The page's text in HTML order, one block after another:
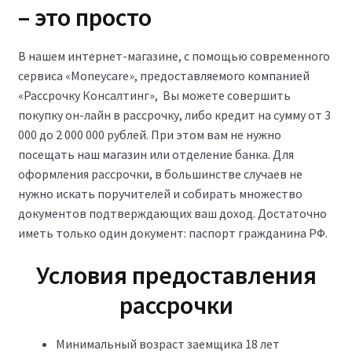
– это просто
В нашем интернет-магазине, с помощью современного
сервиса «Moneycare», предоставляемого компанией
«Рассрочку Консалтинг», Вы можете совершить
покупку он-лайн в рассрочку, либо кредит на сумму от 3
000 до 2 000 000 рублей. При этом вам не нужно
посещать наш магазин или отделение банка. Для
оформления рассрочки, в большинстве случаев не
нужно искать поручителей и собирать множество
документов подтверждающих ваш доход. Достаточно
иметь только один документ: паспорт гражданина РФ.
Условия предоставления
рассрочки
Минимальный возраст заемщика 18 лет